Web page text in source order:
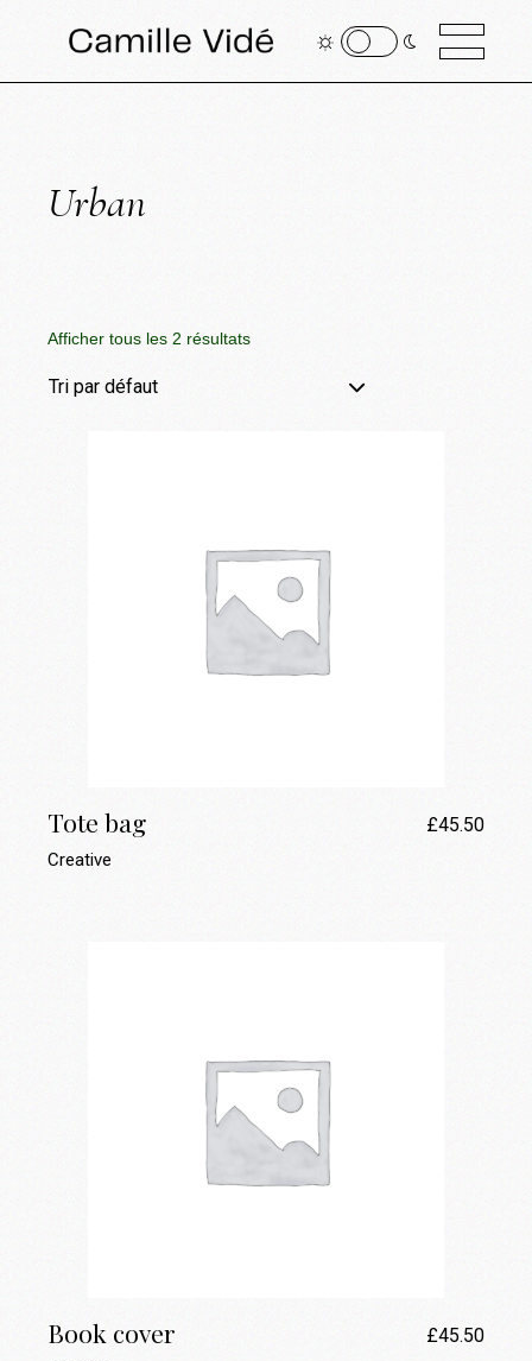
Urban
Afficher tous les 2 résultats
Tri par défaut
Tote bag £45.50
Creative
Book cover £45.50